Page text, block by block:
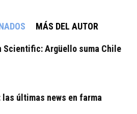
MÁS DEL AUTOR
Scientific: Argüello suma Chile
las últimas news en farma